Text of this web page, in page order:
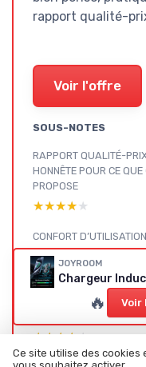
rapport qualité-
Voir l'offre
SOUS-NOTES
RAPPORT QUALITÉ-
HONNÊTE POUR CE QUE
PROPOSE
★★★★★
★★★★★
CONFORT
QUOTIDIEN
★★★★★
★★★★★
PERFORMANCES DE
ET TENUE DU
★★★★★
★★★★★
JOYROOM
🔥 Voir
Ce site utilise des cookies